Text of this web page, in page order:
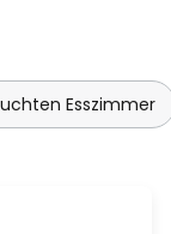
Esszimmer